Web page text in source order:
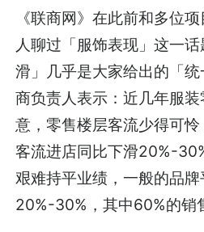
《联商网》在此前和多位
人聊过「服饰表现」这一
滑」几乎是大家给出的「
商负责人表示：近几年服
意，零售楼层客流少得可怜
客流进店同比下滑20%-
艰难持平业绩，一般的品
20%-30%，其中60%的销